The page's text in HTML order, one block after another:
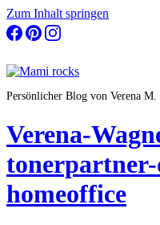
Zum Inhalt springen
Persönlicher Blog von Verena M.
Verena-
homeoffice